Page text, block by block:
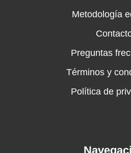
Metodología
Preguntas
Términos y
Política de